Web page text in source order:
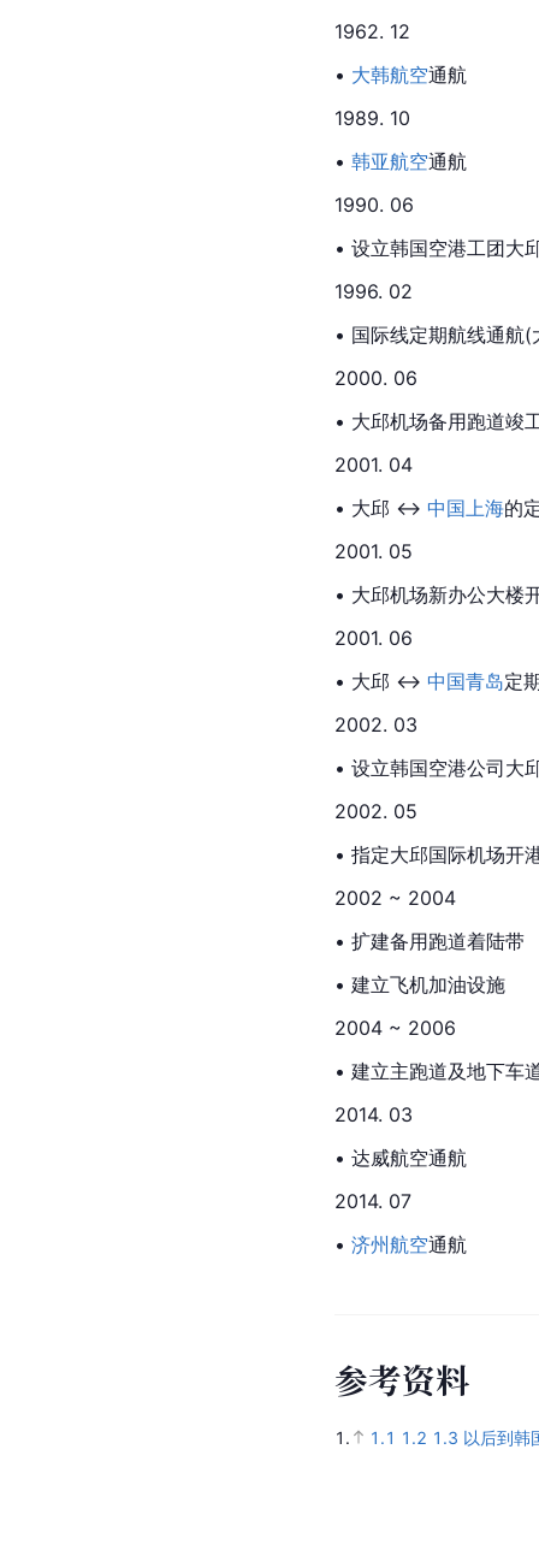
1962. 12
• 大韩航空通航
1989. 10
• 韩亚航空通航
1990. 06
• 设立韩国空港工团大
1996. 02
• 国际线定期航线通
2000. 06
• 大邱机场备用跑道竣
2001. 04
• 大邱 ↔ 中国上海的
2001. 05
• 大邱机场新办公大楼
2001. 06
• 大邱 ↔ 中国青岛定
2002. 03
• 设立韩国空港公司大
2002. 05
• 指定大邱国际机场开
2002 ~ 2004
• 扩建备用跑道着陆带
• 建立飞机加油设施
2004 ~ 2006
• 建立主跑道及地下车
2014. 03
• 达威航空通航
2014. 07
• 济州航空通航
参考资料
1. 1.1 1.2 1.3 以后到韩